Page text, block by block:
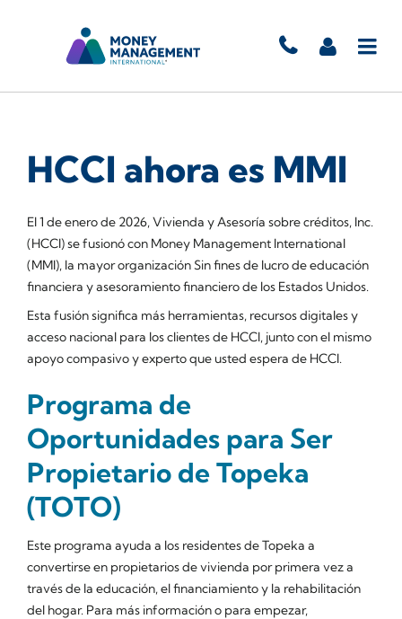
HCCI ahora es MMI
El 1 de enero de 2026, Vivienda y Asesoría sobre créditos, Inc.
(HCCI) se fusionó con Money Management International
(MMI), la mayor organización Sin fines de lucro de educación
financiera y asesoramiento financiero de los Estados Unidos.
Esta fusión significa más herramientas, recursos digitales y
acceso nacional para los clientes de HCCI, junto con el mismo
apoyo compasivo y experto que usted espera de HCCI.
Programa de
Oportunidades para Ser
Propietario de Topeka
(TOTO)
Este programa ayuda a los residentes de Topeka a
convertirse en propietarios de vivienda por primera vez a
través de la educación, el financiamiento y la rehabilitación
del hogar. Para más información o para empezar,